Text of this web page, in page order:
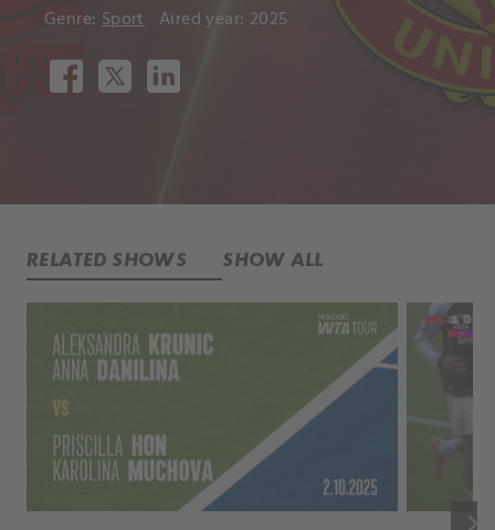
Genre: Sport Aired year: 2025
RELATED SHOWS SHOW ALL
keyboard_arrow_right